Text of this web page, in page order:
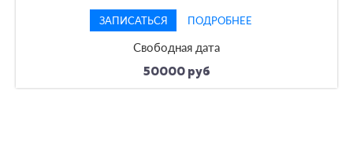
ЗАПИСАТЬСЯ ПОДРОБНЕЕ
Свободная дата
50000 руб